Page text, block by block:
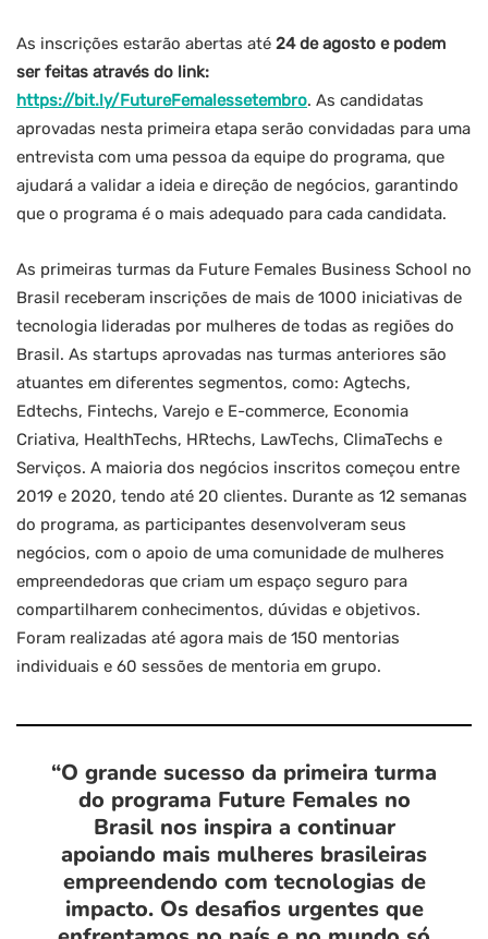
As inscrições estarão abertas até 24 de agosto e podem
ser feitas através do link:
https://bit.ly/FutureFemalessetembro. As candidatas
aprovadas nesta primeira etapa serão convidadas para uma
entrevista com uma pessoa da equipe do programa, que
ajudará a validar a ideia e direção de negócios, garantindo
que o programa é o mais adequado para cada candidata.
As primeiras turmas da Future Females Business School no
Brasil receberam inscrições de mais de 1000 iniciativas de
tecnologia lideradas por mulheres de todas as regiões do
Brasil. As startups aprovadas nas turmas anteriores são
atuantes em diferentes segmentos, como: Agtechs,
Edtechs, Fintechs, Varejo e E-commerce, Economia
Criativa, HealthTechs, HRtechs, LawTechs, ClimaTechs e
Serviços. A maioria dos negócios inscritos começou entre
2019 e 2020, tendo até 20 clientes. Durante as 12 semanas
do programa, as participantes desenvolveram seus
negócios, com o apoio de uma comunidade de mulheres
empreendedoras que criam um espaço seguro para
compartilharem conhecimentos, dúvidas e objetivos.
Foram realizadas até agora mais de 150 mentorias
individuais e 60 sessões de mentoria em grupo.
“O grande sucesso da primeira turma
do programa Future Females no
Brasil nos inspira a continuar
apoiando mais mulheres brasileiras
empreendendo com tecnologias de
impacto. Os desafios urgentes que